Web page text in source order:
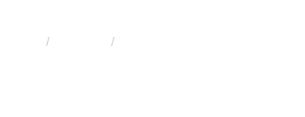
/ /